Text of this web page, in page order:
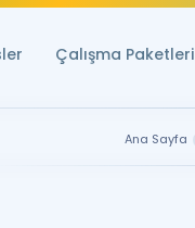
Çalışma Paketleri
Ana Sayfa